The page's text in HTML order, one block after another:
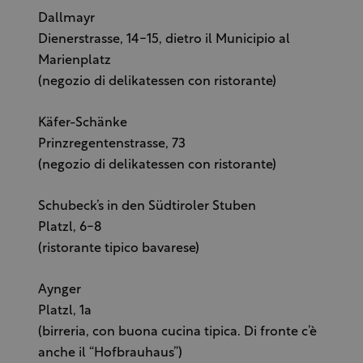
Dallmayr
Dienerstrasse, 14-15, dietro il Municipio al
Marienplatz
(negozio di delikatessen con ristorante)
Käfer-Schänke
Prinzregentenstrasse, 73
(negozio di delikatessen con ristorante)
Schubeck’s in den Südtiroler Stuben
Platzl, 6-8
(ristorante tipico bavarese)
Aynger
Platzl, 1a
(birreria, con buona cucina tipica. Di fronte c’è
anche il “Hofbrauhaus”)